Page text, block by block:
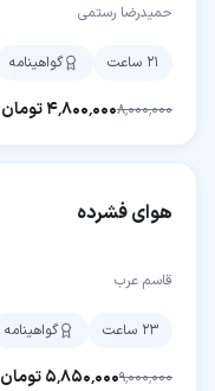
حمیدرضا رستمی
۲۱ ساعت گواهینامه
۸٬۰۰۰٬۰۰۰۴٬۸۰۰٬۰۰۰تومان
هوای فشرده
قاسم عرب
۲۳ ساعت گواهینامه
۹٬۰۰۰٬۰۰۰۵٬۸۵۰٬۰۰۰تومان